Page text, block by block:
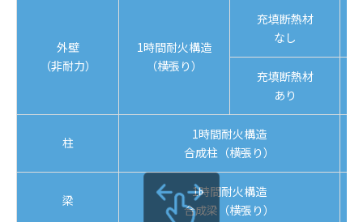
外壁
（非耐力）
1時間耐火構造
（横張り）
充填断熱材
なし
充填断熱材
あり
柱
1時間耐火構造
合成柱（横張り）
梁
1時間耐火構造
合成梁（横張り）